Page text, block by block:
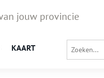
jouw provincie
KAART